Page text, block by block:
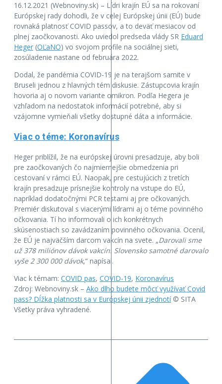
16.12.2021 (Webnoviny.sk) – Lídri krajín EÚ sa na rokovaní
Európskej rady dohodli, že v celej Európskej únii (EÚ) bude
rovnaká platnosť COVID passov, a to deväť mesiacov od
plnej zaočkovanosti. Ako uviedol predseda vlády SR Eduard
Heger (OĽaNO) vo svojom profile na sociálnej sieti,
zosúladenie nastane od februára 2022.
Dodal, že pandémia COVID-19 je na terajšom samite v
Bruseli jednou z hlavných tém diskusie. Zástupcovia krajín
hovoria aj o novom variante omikron. Podľa Hegera je
vzhľadom na nedostatok informácií potrebné, aby si
vzájomne vymieňali všetky dostupné dáta a informácie.
Viac o téme: Koronavírus
Heger priblížil, že na európskej úrovni presadzuje, aby boli
pre zaočkovaných čo najmiernejšie obmedzenia pri
cestovaní v rámci EÚ. Naopak, pre cestujúcich z tretích
krajín presadzuje prísnejšie kontroly na vstupe do EÚ,
napríklad dodatočnými PCR testami aj pre očkovaných.
Premiér diskutoval s viacerými lídrami aj o téme povinného
očkovania. Tí ho informovali o ich konkrétnych
skúsenostiach so zavádzaním povinného očkovania. Ocenil,
že EÚ je najväčším darcom vakcín na svete. „Darovali sme
už 378 miliónov dávok vakcín. Slovensko samotné darovalo
vyše 2 300 000 dávok,“ napísal.
Viac k témam: COVID pas, COVID-19, Koronavírus
Zdroj: Webnoviny.sk – Ako dlho budete môcť využívať Covid
pass? Dĺžka platnosti sa v Európskej únii zjednotí© SITA
Všetky práva vyhradené.